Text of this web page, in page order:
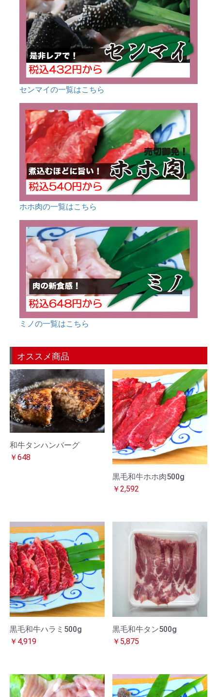
センマイの一覧はこちら
ホホ肉の一覧はこちら
ミノの一覧はこちら
オススメ商品
和牛タンハンバーグ
￥648
黒毛和牛ホホ肉500g
￥2,592
黒毛和牛ハラミ500g
￥4,919
黒毛和牛タン500g
￥5,875